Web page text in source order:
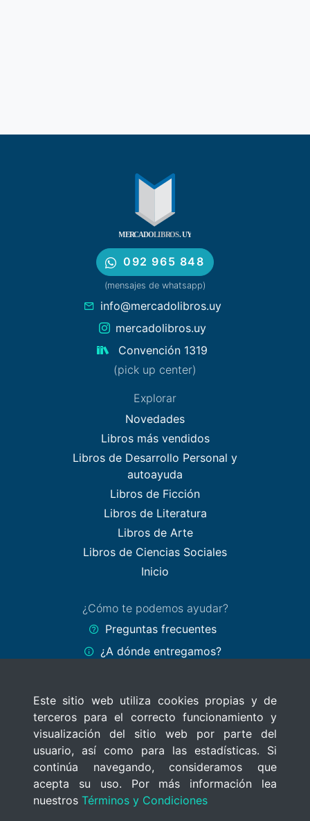
Este sitio web utiliza cookies propias y de
terceros para el correcto funcionamiento y
visualización del sitio web por parte del
usuario, así como para las estadísticas. Si
continúa navegando, consideramos que
acepta su uso. Por más información lea
nuestros Términos y Condiciones
092 965 848
(mensajes de whatsapp)
info@mercadolibros.uy
mercadolibros.uy
Convención 1319
(pick up center)
Explorar
Novedades
Libros más vendidos
Libros de Desarrollo Personal y
autoayuda
Libros de Ficción
Libros de Literatura
Libros de Arte
Libros de Ciencias Sociales
Inicio
¿Cómo te podemos ayudar?
Preguntas frecuentes
¿A dónde entregamos?
Políticas del sitio
Términos y Condiciones
Políticas de privacidad
Uso de cookies
© 2020 MercadoLibros Uruguay